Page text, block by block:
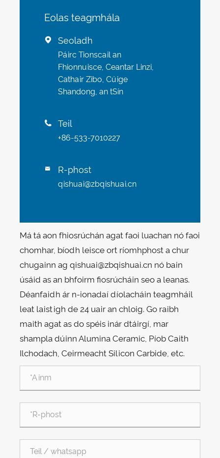
Eolas teagmhála
 Seoladh
Páirc Tionscail an
Fhionnuisce, Ceantar Linzi,
Cathair Zibo, Cúige
Shandong, an tSín
 Teil
+86-533-7010227
 R-phost
qishuai@zbqishuai.cn
Má tá aon fhiosrúchán agat faoi luachan nó faoi
chomhar, bíodh leisce ort ríomhphost a chur
chugainn ag qishuai@zbqishuai.cn nó bain
úsáid as an bhfoirm fiosrúcháin seo a leanas.
Déanfaidh ár n-ionadaí díolacháin teagmháil
leat laistigh de 24 uair an chloig. Go raibh
maith agat as do spéis inár dtáirgí, mar
shampla dúinn Alumina Ceramic, Píob Caith
Ilchodach, Ceirmeacht Silicon Carbide, etc.